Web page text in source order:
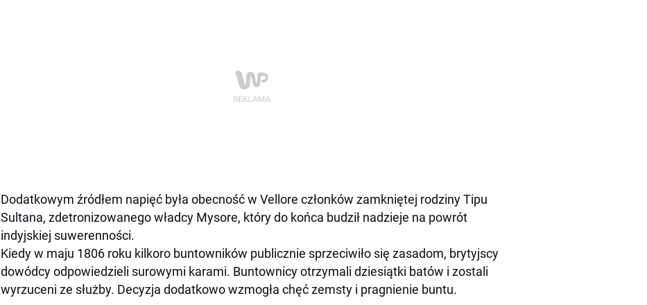
Dodatkowym źródłem napięć była obecność w Vellore członków zamkniętej rodziny Tipu
Sultana, zdetronizowanego władcy Mysore, który do końca budził nadzieje na powrót
indyjskiej suwerenności.
Kiedy w maju 1806 roku kilkoro buntowników publicznie sprzeciwiło się zasadom, brytyjscy
dowódcy odpowiedzieli surowymi karami. Buntownicy otrzymali dziesiątki batów i zostali
wyrzuceni ze służby. Decyzja dodatkowo wzmogła chęć zemsty i pragnienie buntu.